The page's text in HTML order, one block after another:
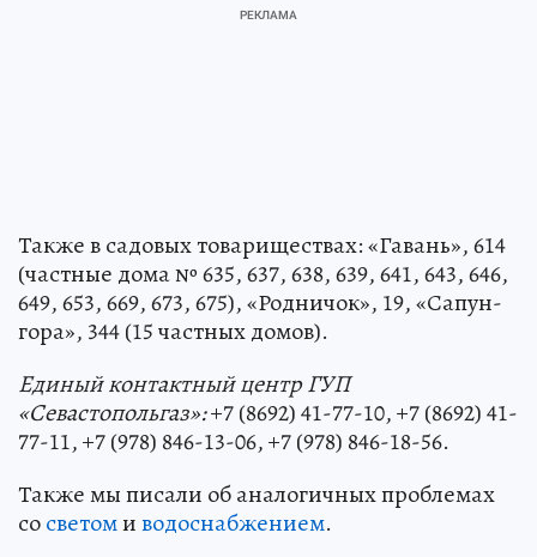
Также в садовых товариществах: «Гавань», 614
(частные дома № 635, 637, 638, 639, 641, 643, 646,
649, 653, 669, 673, 675), «Родничок», 19, «Сапун-
гора», 344 (15 частных домов).
Единый контактный центр ГУП
«Севастопольгаз»:+7 (8692) 41-77-10, +7 (8692) 41-
77-11, +7 (978) 846-13-06, +7 (978) 846-18-56.
Также мы писали об аналогичных проблемах
сосветомиводоснабжением.